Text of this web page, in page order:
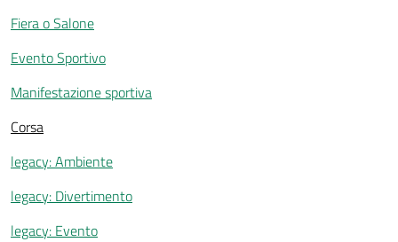
Fiera o Salone
Evento Sportivo
Manifestazione sportiva
Corsa
legacy: Ambiente
legacy: Divertimento
legacy: Evento